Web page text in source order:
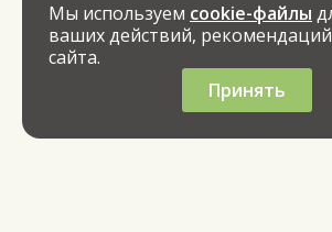
Мы используем cookie-файлы
ваших действий,
сайта.
Принять